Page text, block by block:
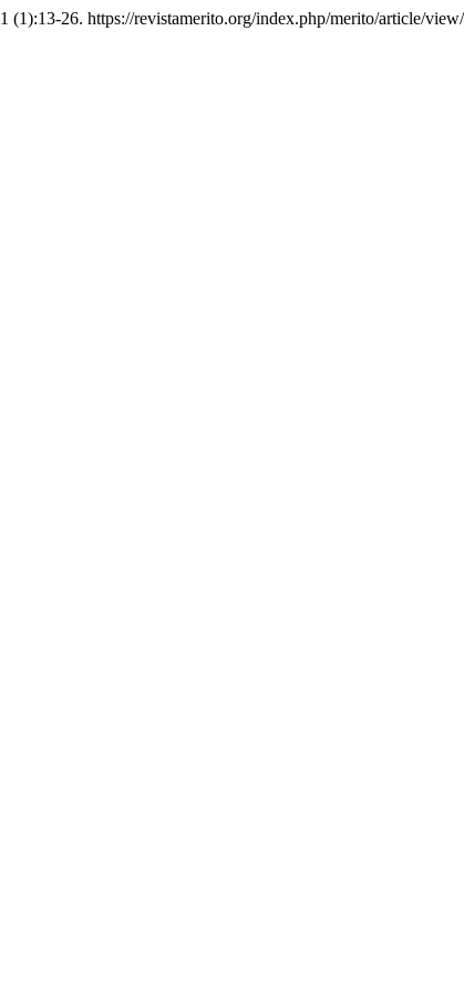
1 (1):13-26. https://revistamerito.org/index.php/merito/article/